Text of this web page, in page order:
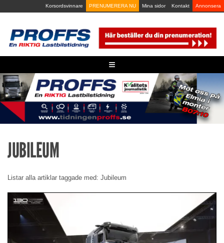
to
Korsordsvinnare PRENUMERERA NU Mina sidor Kontakt Annonsera
≡
JUBILEUM
Listar alla artiklar taggade med: Jubileum